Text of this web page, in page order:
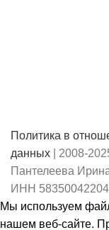
Политика в
данных | 2008-
Пантелеева
ИНН
Мы используем
нашем веб-сайте.